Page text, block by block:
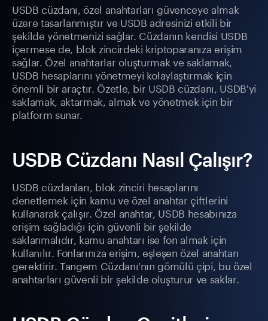
USDB cüzdanı, özel anahtarları güvenceye almak
üzere tasarlanmıştır ve USDB adresinizi etkili bir
şekilde yönetmenizi sağlar. Cüzdanın kendisi USDB
içermese de, blok zincirdeki kriptoparanıza erişim
sağlar. Özel anahtarlar oluşturmak ve saklamak,
USDB hesaplarını yönetmeyi kolaylaştırmak için
önemli bir araçtır. Özetle, bir USDB cüzdanı, USDB'yi
saklamak, aktarmak, almak ve yönetmek için bir
platform sunar.
USDB Cüzdanı Nasıl Çalışır?
USDB cüzdanları, blok zinciri hesaplarını
denetlemek için kamu ve özel anahtar çiftlerini
kullanarak çalışır. Özel anahtar, USDB hesabınıza
erişim sağladığı için güvenli bir şekilde
saklanmalıdır, kamu anahtarı ise fon almak için
kullanılır. Fonlarınıza erişim, eşleşen özel anahtarı
gerektirir. Tangem Cüzdanı'nın gömülü çipi, bu özel
anahtarları güvenli bir şekilde oluşturur ve saklar.